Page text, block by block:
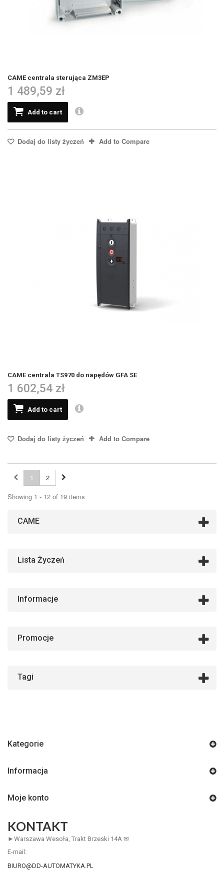
CAME centrala sterująca ZM3EP
1 489,59 zł
Add to cart
Dodaj do listy życzeń Add to Compare
CAME centrala TS970 do napędów GFA SE
1 602,54 zł
Add to cart
Dodaj do listy życzeń Add to Compare
1
2
Showing 1 - 12 of 19 items
CAME
Lista Życzeń
Informacje
Promocje
Tagi
Kategorie
Informacja
Moje konto
KONTAKT
►Warszawa Wesoła, Trakt Brzeski 14A ✉
E-mail:
BIURO@DD-AUTOMATYKA.PL